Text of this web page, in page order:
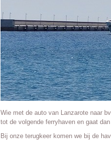
Wie met de auto van Lanzarote naar
tot de volgende ferryhaven en gaat
Bij onze terugkeer komen we bij de